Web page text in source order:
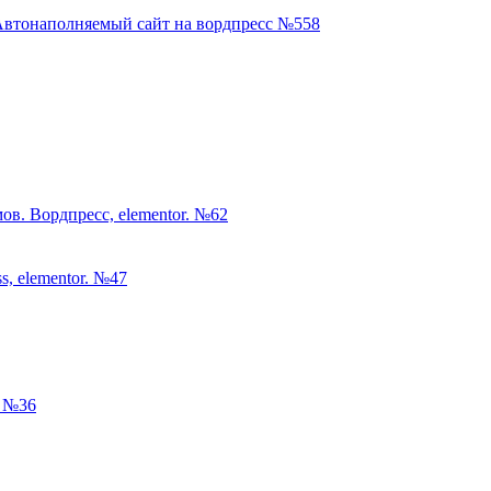
сайт на вордпресс №558
Вордпресс, elementor. №62
elementor. №47
№36